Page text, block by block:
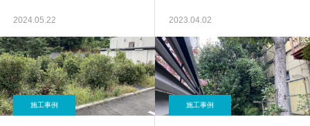
2024.05.22 2023.04.02
施工事例 施工事例